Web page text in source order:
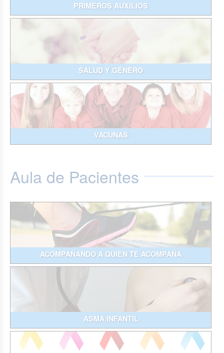
PRIMEROS AUXILIOS
SALUD Y GÉNERO
VACUNAS
Aula de Pacientes
ACOMPAÑANDO A QUIEN TE ACOMPAÑA
ASMA INFANTIL